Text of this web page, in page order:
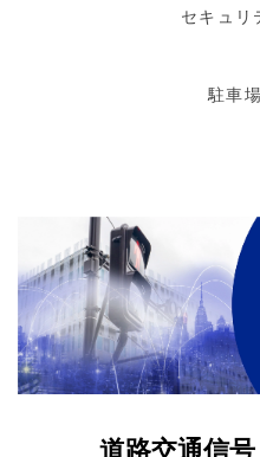
セキュリ
駐車
道路交通信